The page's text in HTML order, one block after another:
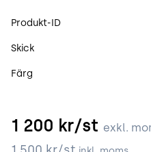
Produktspecifikation
Produkt-ID
Skick
Färg
1 200 kr/st exkl.